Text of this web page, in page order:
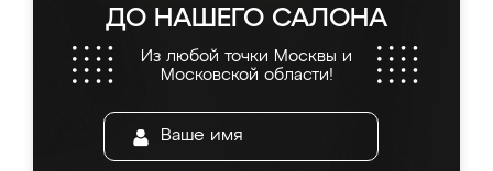
ДО НАШЕГО САЛОНА
Из любой точки Москвы и
Московской области!